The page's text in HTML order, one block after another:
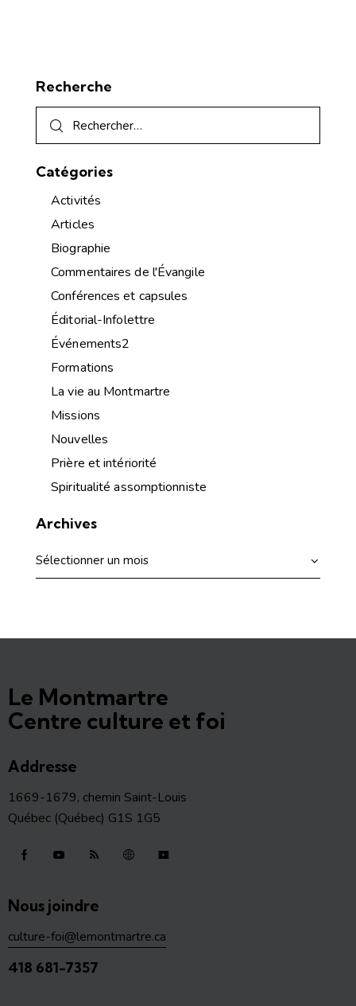
Recherche
Catégories
Activités
Articles
Biographie
Commentaires de l'Évangile
Conférences et capsules
Éditorial-Infolettre
Événements2
Formations
La vie au Montmartre
Missions
Nouvelles
Prière et intériorité
Spiritualité assomptionniste
Archives
Le Montmartre
Centre culture et foi
Addresse
1669-1679, chemin Saint-Louis
Québec (Québec) G1S 1G5
Nous joindre
culture-foi@lemontmartre.ca
418 681-7357